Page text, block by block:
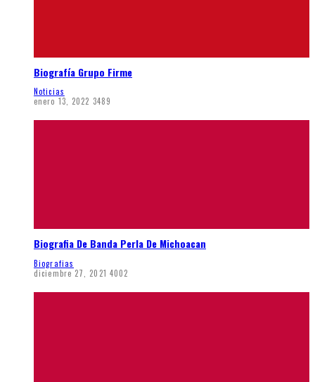
Biografía Grupo Firme
Noticias
enero 13, 2022 3489
Biografia De Banda Perla De Michoacan
Biografias
diciembre 27, 2021 4002